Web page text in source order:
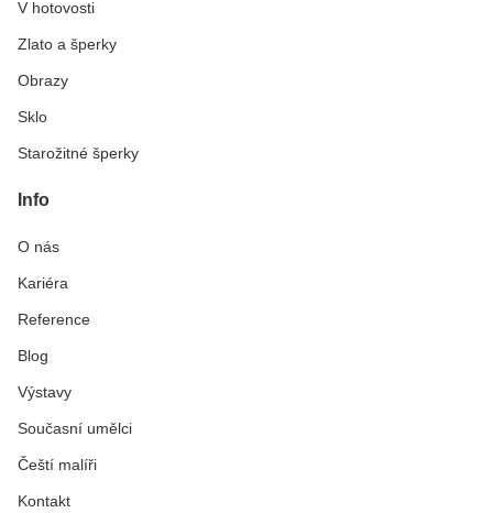
V hotovosti
Zlato a šperky
Obrazy
Sklo
Starožitné šperky
Info
O nás
Kariéra
Reference
Blog
Výstavy
Současní umělci
Čeští malíři
Kontakt